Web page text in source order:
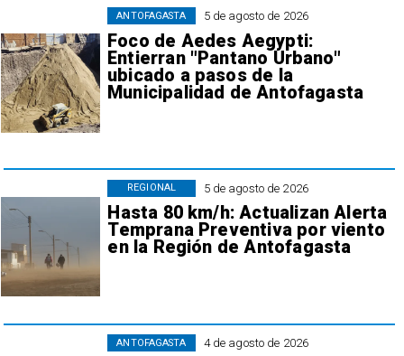
5 de agosto de 2026
Foco de Aedes Aegypti:
Entierran "Pantano Urbano"
ubicado a pasos de la
Municipalidad de Antofagasta
ANTOFAGASTA
5 de agosto de 2026
Hasta 80 km/h: Actualizan Alerta
Temprana Preventiva por viento
en la Región de Antofagasta
REGIONAL
4 de agosto de 2026
ANTOFAGASTA